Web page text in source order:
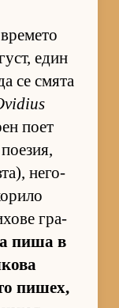
един
се смята
поет
не­го­
гра­
пиша в
пи­шех,